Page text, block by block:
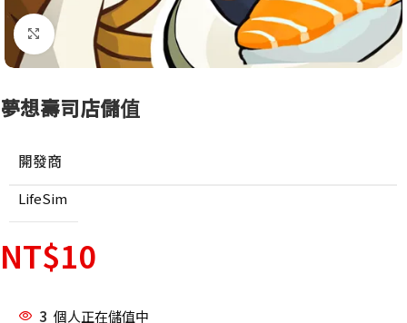
點擊放大
夢想壽司店儲值
開發商
LifeSim
NT$10
3 個人正在儲值中